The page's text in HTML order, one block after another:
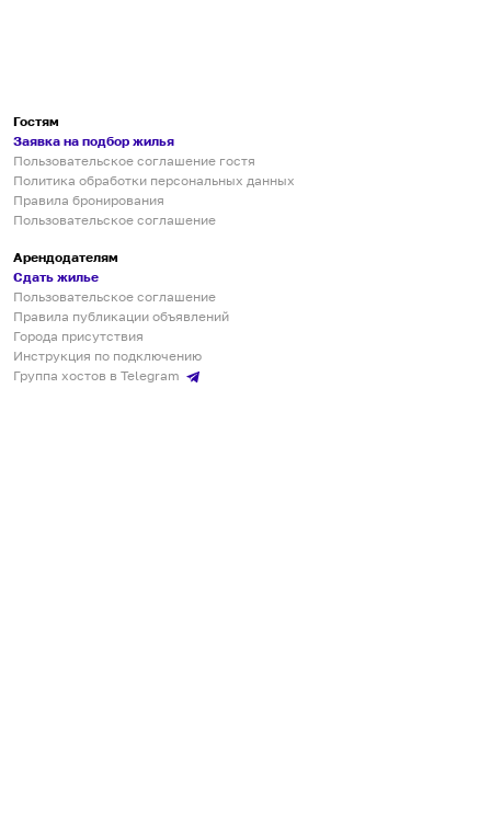
Гостям
Заявка на подбор жилья
Пользовательское соглашение гостя
Политика обработки персональных данных
Правила бронирования
Пользовательское соглашение
Арендодателям
Сдать жилье
Пользовательское соглашение
Правила публикации объявлений
Города присутствия
Инструкция по подключению
Группа хостов в Telegram